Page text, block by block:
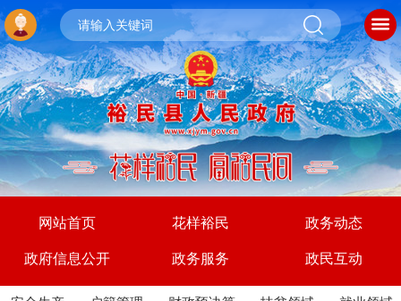
网站首页 花样裕民 政务动态
政府信息公开 政务服务 政民互动